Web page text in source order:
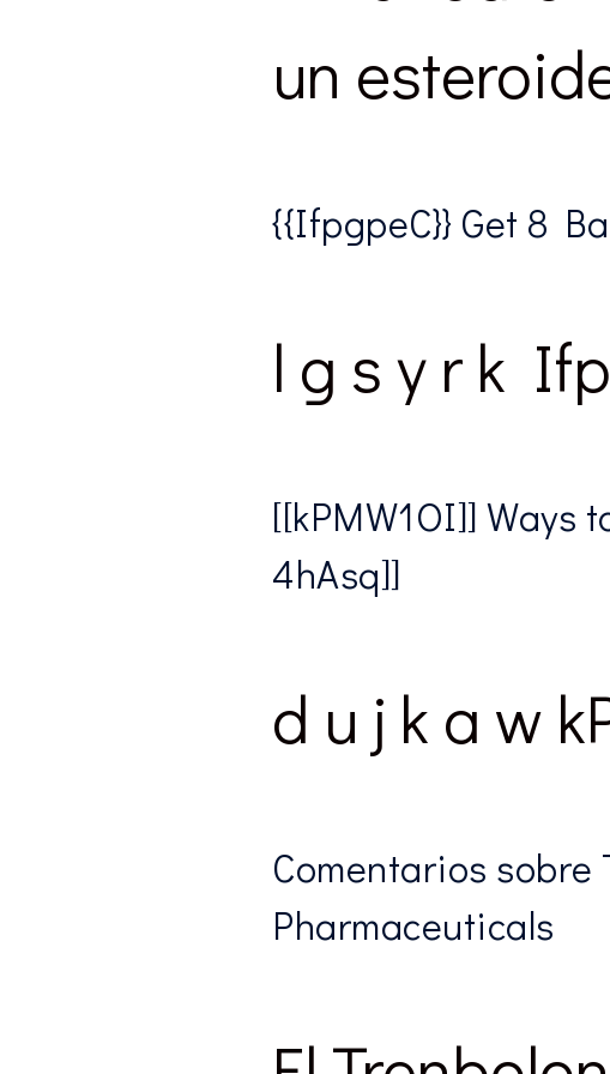
un
{{IfpgpeC}} Get 8
l g s y r k
[[kPMW1OI]] Ways
4hAsq]]
d u j k a w
Comentarios sobre
Pharmaceuticals